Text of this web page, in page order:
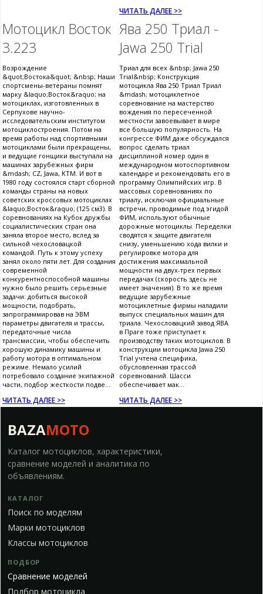
ЧИТАТЬ ДАЛЕЕ >>
Мотоцикл Восток
3.223
Возрождение
&quot;Востока&quot; &nbsp; Наши
спортсмены-ветераны помнят
марку &laquo;Восток&raquo; на
мотоциклах, изготовленных в
Серпухове научно-
исследовательским институтом
мотоциклостроения. Потом на
время работы над спортивными
мотоциклами были прекращены,
и ведущие гонщики выступали на
машинах зарубежных фирм
&mdash; CZ, Jawa, KTM. И вот в
1980 году состоялся старт сборной
команды страны на новых
советских кроссовых мотоциклах
&laquo;Восток&raquo; (125 см3). В
соревнованиях на Кубок дружбы
социалистических стран она
заняла второе место, вслед за
сильной чехословацкой
командой. Путь к этому успеху
занял около пяти лет. Для создания
современной
конкурентноспособной машины
нужно было решить серьезные
задачи: добиться высокой
мощности, подобрать,
запрограммировав на ЭВМ
параметры двигателя и трассы,
передаточные числа
трансмиссии, чтобы обеспечить
хорошую динамику машины и
работу мотора в оптимальном
режиме. Немало усилий
потребовало создание экипажной
части, подбор жесткости подве...
ЧИТАТЬ ДАЛЕЕ >>
Ява 250 Триал -
Jawa 250 Trial
Триал для всех &nbsp; Jawa 250
Trial&nbsp; Конструкция
мотоцикла Ява 250 Триал Триал
&mdash; мотоциклетное
соревнование на мастерство
вождения по пересеченной
местности завоевывает в мире
все большую популярность. На
конгрессе ФИМ даже обсуждался
вопрос сделать триал
дисциплиной номер один в
международном мотоспортивном
календаре и рекомендовать его в
программу Олимпийских игр. В
массовых соревнованиях по
триалу, исключая официальные
встречи, проводимые под эгидой
ФИМ, используют обычные
дорожные мотоциклы. Переделки
сводятся к защите двигателя
снизу, уменьшению хода вилки и
регулировке мотора для
достижения максимальной
мощности на двух-трех первых
передачах (скорость здесь не
имеет значения). В то же время
ведущие зарубежные
мотоциклетные фирмы наладили
выпуск специальных машин для
триала. Чехословацкий завод ЯВА
в Праге тоже приступает к
производству таких мотоциклов. В
конструкции мотоцикла Jawa 250
Trial учтена специфика,
обусловленная трассой
соревнований. Шасси
обеспечивает мак...
ЧИТАТЬ ДАЛЕЕ >>
BAZAMOTO
Каталог мотоциклов, характеристики,
сравнение моделей и аналитика по
объявлениям.
КАТАЛОГ
Поиск по моделям
Марки мотоциклов
Классы мотоциклов
ПОДБОР
Сравнение моделей
Подбор мотоцикла